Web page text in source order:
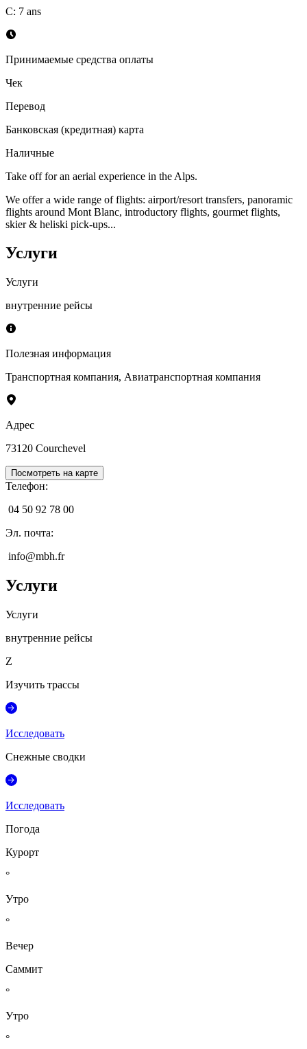
С: 7 ans
Принимаемые средства оплаты
Чек
Перевод
Банковская (кредитная) карта
Наличные
Take off for an aerial experience in the Alps.
We offer a wide range of flights: airport/resort transfers, panoramic
flights around Mont Blanc, introductory flights, gourmet flights,
skier & heliski pick-ups...
Услуги
Услуги
внутренние рейсы
Полезная информация
Транспортная компания, Авиатранспортная компания
Адрес
73120 Courchevel
Посмотреть на карте
Телефон:
04 50 92 78 00
Эл. почта:
info@mbh.fr
Услуги
Услуги
внутренние рейсы
Z
Изучить трассы
Исследовать
Снежные сводки
Исследовать
Погода
Курорт
°
Утро
°
Вечер
Саммит
°
Утро
°